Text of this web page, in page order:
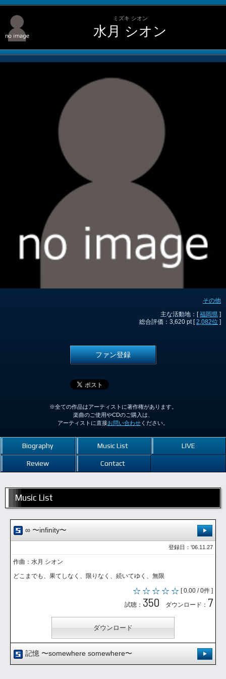
ミズキ シオン
水月 シオン
その他
主な活動地：[福岡県 ]
総合評価：3,620 pt [2,082位 ]
ファン登録
※全ての作品はアーティストに著作権があります。
楽曲のご使用やCDのご購入は、
アーティストに直接お問い合わせ ください。
Biography Music List LIVE
Review Contact
Music List
∞ 〜infinity〜
登録日：'06.11.27
作曲：水月 シオン
どこまでも、果てしなく、限りなく、続いてゆく、無限
[ 0.00 / 0件 ]
試聴： 350 ダウンロード： 7
ダウンロード
記憶 〜somewhere somewhere〜